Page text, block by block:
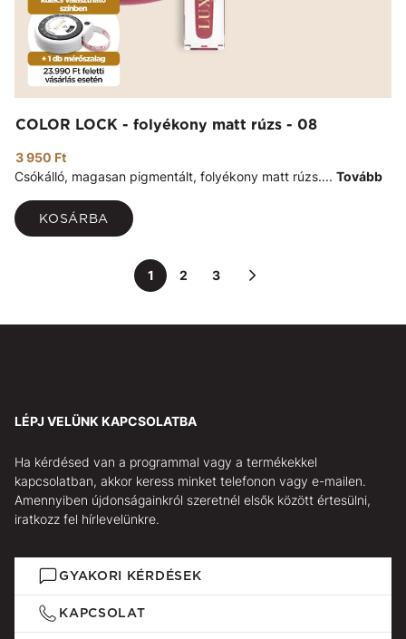
COLOR LOCK - folyékony matt rúzs - 08
3 950 Ft
Csókálló, magasan pigmentált, folyékony matt rúzs.... Tovább
KOSÁRBA
1 2 3
LÉPJ VELÜNK KAPCSOLATBA
Ha kérdésed van a programmal vagy a termékekkel
kapcsolatban, akkor keress minket telefonon vagy e-mailen.
Amennyiben újdonságainkról szeretnél elsők között értesülni,
iratkozz fel hírlevelünkre.
GYAKORI KÉRDÉSEK
KAPCSOLAT